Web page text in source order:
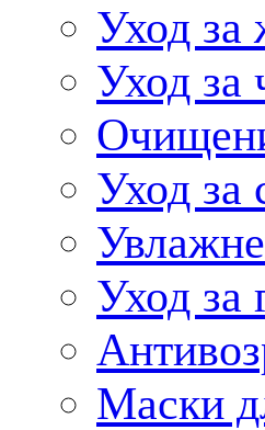
Уход за
Уход за
Уход за
Уход за
Маски